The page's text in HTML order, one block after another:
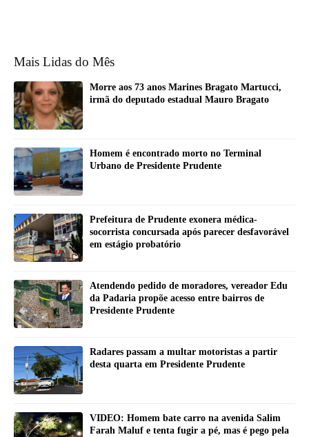
Mais Lidas do Mês
Morre aos 73 anos Marines Bragato Martucci,
irmã do deputado estadual Mauro Bragato
Homem é encontrado morto no Terminal
Urbano de Presidente Prudente
Prefeitura de Prudente exonera médica-
socorrista concursada após parecer desfavorável
em estágio probatório
Atendendo pedido de moradores, vereador Edu
da Padaria propõe acesso entre bairros de
Presidente Prudente
Radares passam a multar motoristas a partir
desta quarta em Presidente Prudente
VIDEO: Homem bate carro na avenida Salim
Farah Maluf e tenta fugir a pé, mas é pego pela